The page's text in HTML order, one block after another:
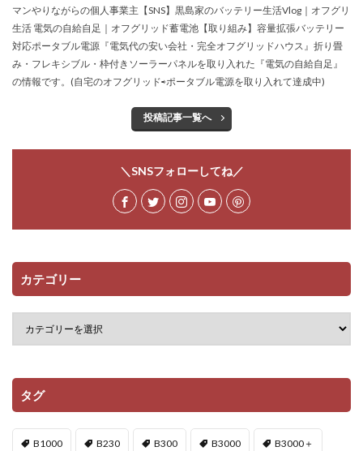
マンやりながらの個人事業主【SNS】黒島家のバッテリー生活Vlog｜オフグリ
生活 電気の自給自足｜オフグリッド蓄電池【取り組み】容量拡張バッテリー
対応ポータブル電源『電気代の安い会社・完全オフグリッドハウス』折り畳
み・フレキシブル・枠付きソーラーパネルを取り入れた『電気の自給自足』
の情報です。(自宅のオフグリッド⇨ポータブル電源を取り入れて達成中)
投稿記事一覧へ
＼SNSフォローしてね／
カテゴリー
タグ
B1000 B230 B300 B3000 B3000＋